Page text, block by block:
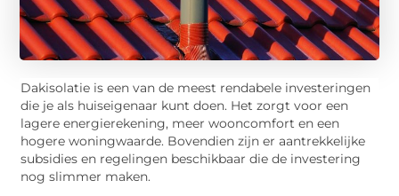
Dakisolatie is een van de meest rendabele investeringen
die je als huiseigenaar kunt doen. Het zorgt voor een
lagere energierekening, meer wooncomfort en een
hogere woningwaarde. Bovendien zijn er aantrekkelijke
subsidies en regelingen beschikbaar die de investering
nog slimmer maken.